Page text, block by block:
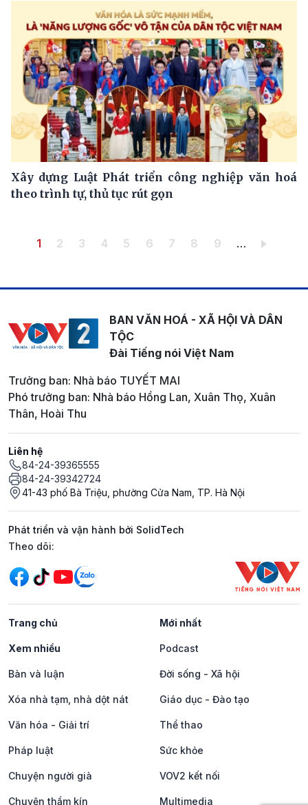
Xây dựng Luật Phát triển công nghiệp văn hoá
theo trình tự, thủ tục rút gọn
Pagination
Trang hiện thời
1 Trang
2 Trang
3 Trang
4 Trang
5 Trang
6 Trang
7 Trang
8 Trang
9 …
BAN VĂN HOÁ - XÃ HỘI VÀ DÂN
TỘC
Đài Tiếng nói Việt Nam
Trưởng ban: Nhà báo TUYẾT MAI
Phó trưởng ban: Nhà báo Hồng Lan, Xuân Thọ, Xuân
Thân, Hoài Thu
Liên hệ
84-24-39365555
84-24-39342724
41-43 phố Bà Triệu, phường Cửa Nam, TP. Hà Nội
Phát triển và vận hành bởi SolidTech
Mạng xã hội
Theo dõi:
Trang chủ Mới nhất
Xem nhiều Podcast
Bàn và luận Đời sống - Xã hội
Xóa nhà tạm, nhà dột nát Giáo dục - Đào tạo
Văn hóa - Giải trí Thể thao
Pháp luật Sức khỏe
Chuyện người già VOV2 kết nối
Chuyện thầm kín Multimedia